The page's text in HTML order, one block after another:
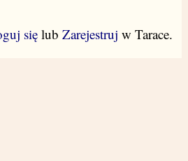
sięlub Zarejestruj w Tarace.